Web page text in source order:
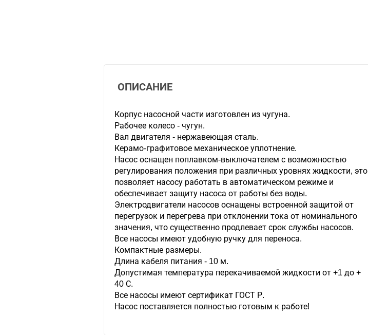
ОПИСАНИЕ
Корпус насосной части изготовлен из чугуна.
Рабочее колесо - чугун.
Вал двигателя - нержавеющая сталь.
Керамо-графитовое механическое уплотнение.
Насос оснащен поплавком-выключателем с возможностью
регулирования положения при различных уровнях жидкости, это
позволяет насосу работать в автоматическом режиме и
обеспечивает защиту насоса от работы без воды.
Электродвигатели насосов оснащены встроенной защитой от
перегрузок и перегрева при отклонении тока от номинального
значения, что существенно продлевает срок службы насосов.
Все насосы имеют удобную ручку для переноса.
Компактные размеры.
Длина кабеля питания - 10 м.
Допустимая температура перекачиваемой жидкости от +1 до +
40 С.
Все насосы имеют сертификат ГОСТ Р.
Насос поставляется полностью готовым к работе!